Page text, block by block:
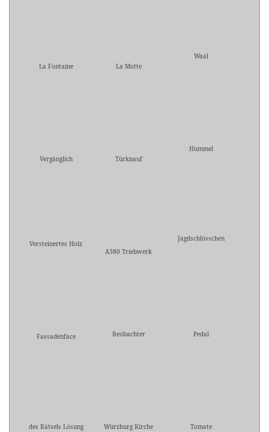
La Fontaine La Motte
Waal
Vergänglich Türknauf
Hummel
Versteinertes Holz
A380 Triebwerk
Jagdschlösschen
Fassadenface Beobachter Pedal
des Rätsels Lösung Würzburg Kirche Tomate